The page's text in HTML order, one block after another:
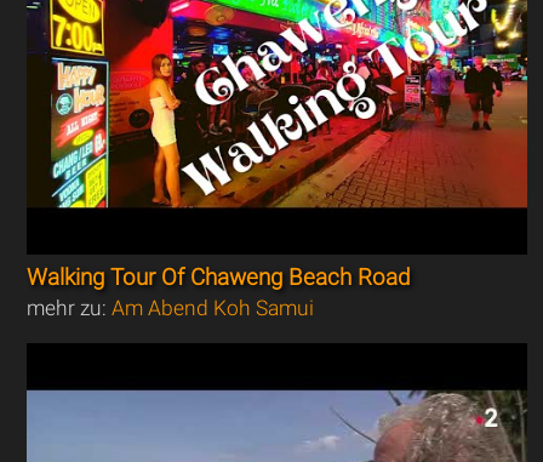
Walking Tour Of Chaweng Beach Road
mehr zu:Am Abend Koh Samui